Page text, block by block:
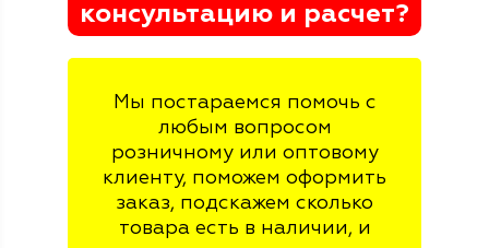
консультацию и расчет?
Мы постараемся помочь с
любым вопросом
розничному или оптовому
клиенту, поможем оформить
заказ, подскажем сколько
товара есть в наличии, и